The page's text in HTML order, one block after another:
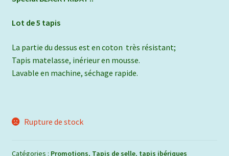
était :
Lot de 5 tapis
La partie du dessus est en coton très résistant;
Tapis matelasse, inérieur en mousse.
Lavable en machine, séchage rapide.
Rupture de stock
Catégories : Promotions, Tapis de selle, tapis ibériques